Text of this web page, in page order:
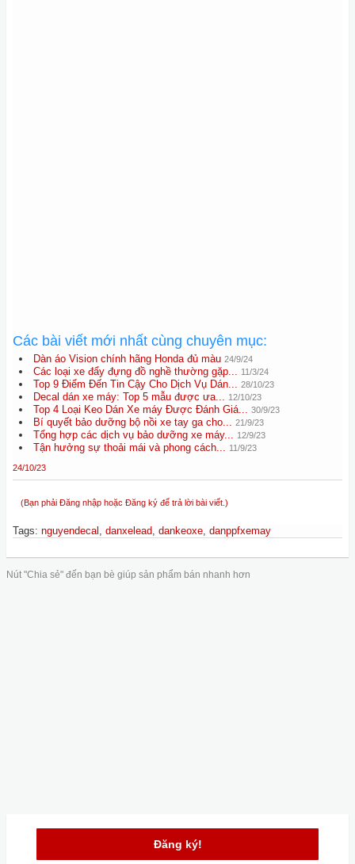
Các bài viết mới nhất cùng chuyên mục:
Dàn áo Vision chính hãng Honda đủ màu 24/9/24
Các loại xe đẩy đựng đồ nghề thường gặp... 11/3/24
Top 9 Điểm Đến Tin Cậy Cho Dịch Vụ Dán... 28/10/23
Decal dán xe máy: Top 5 mẫu được ưa... 12/10/23
Top 4 Loại Keo Dán Xe máy Được Đánh Giá... 30/9/23
Bí quyết bảo dưỡng bộ nồi xe tay ga cho... 21/9/23
Tổng hợp các dịch vụ bảo dưỡng xe máy... 12/9/23
Tận hưởng sự thoải mái và phong cách... 11/9/23
24/10/23
(Bạn phải Đăng nhập hoặc Đăng ký để trả lời bài viết.)
Tags: nguyendecal , danxelead, dankeoxe, danppfxemay
Nút "Chia sẻ" đến bạn bè giúp sản phẩm bán nhanh hơn
Đăng ký!